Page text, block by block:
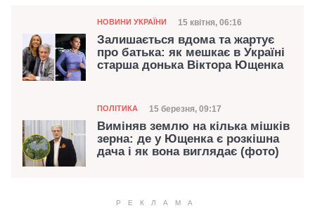
Категорія
НОВИНИ УКРАЇНИ Дата публікації
15 квітня, 06:16
Залишається вдома та жартує
про батька: як мешкає в Україні
старша донька Віктора Ющенка
Категорія
ПОЛІТИКА Дата публікації
15 березня, 09:17
Виміняв землю на кілька мішків
зерна: де у Ющенка є розкішна
дача і як вона виглядає (фото)